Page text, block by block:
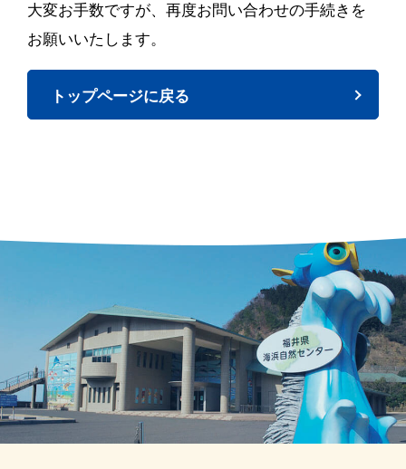
大変お手数ですが、再度お問い合わせの手続きを
お願いいたします。
トップページに戻る